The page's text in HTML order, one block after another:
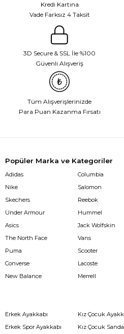
Kredi Kartına
Vade Farksız 4 Taksit
3D Secure & SSL İle %100
Güvenli Alışveriş
Tüm Alışverişlerinizde
Para Puan Kazanma Fırsatı
Popüler Marka ve Kategoriler
Adidas
Nike
Skechers
Under Armour
Asics
The North Face
Puma
Converse
New Balance
Columbia
Salomon
Reebok
Hummel
Jack Wolfskin
Vans
Scooter
Lacoste
Merrell
Erkek Ayakkabı
Erkek Spor Ayakkabı
Kız Çocuk
Kız Çocuk